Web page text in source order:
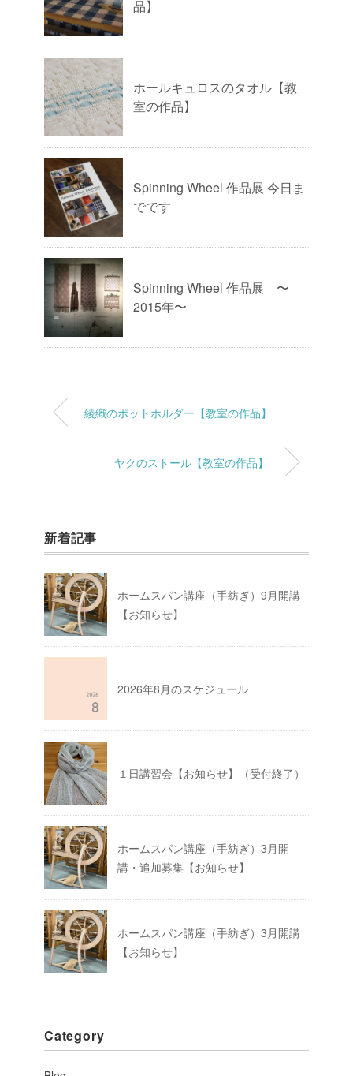
品】
ホールキュロスのタオル【教
室の作品】
Spinning Wheel 作品展 今日ま
でです
Spinning Wheel 作品展 〜
2015年〜
綾織のポットホルダー【教室の作品】
ヤクのストール【教室の作品】
新着記事
ホームスパン講座（手紡ぎ）9月開講
【お知らせ】
2026年8月のスケジュール
１日講習会【お知らせ】（受付終了）
ホームスパン講座（手紡ぎ）3月開
講・追加募集【お知らせ】
ホームスパン講座（手紡ぎ）3月開講
【お知らせ】
Category